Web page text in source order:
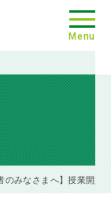
のみなさまへ】授業開始
Menu